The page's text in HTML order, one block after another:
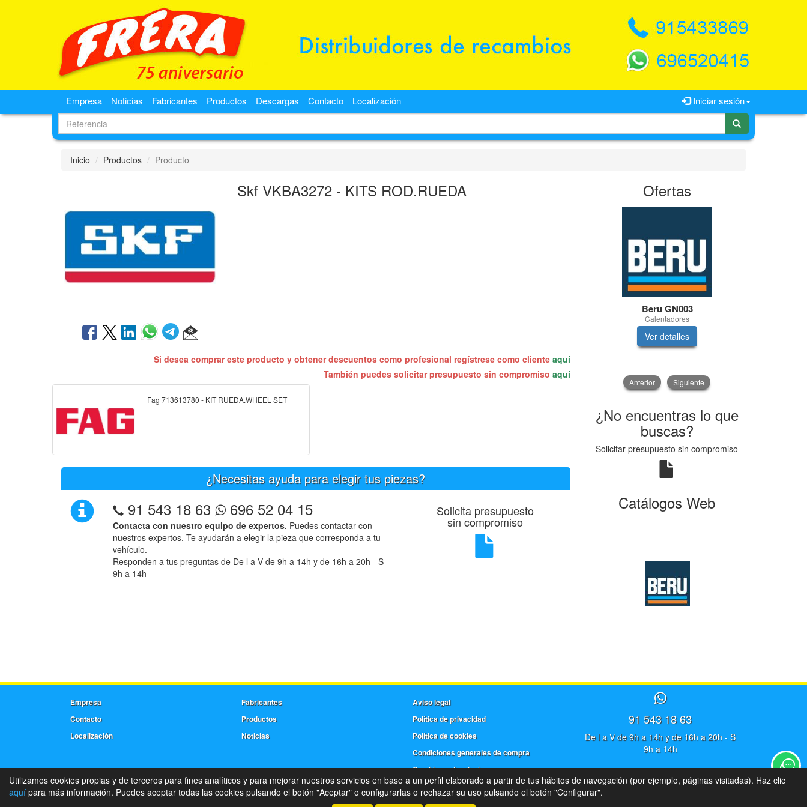
Iniciar sesión
Empresa Noticias Fabricantes Productos Descargas Contacto Localización
Inicio Productos Producto
Skf VKBA3272 - KITS ROD.RUEDA
Si desea comprar este producto y obtener descuentos como profesional regístrese como cliente aquí
También puedes solicitar presupuesto sin compromiso aquí
Fag 713613780 - KIT RUEDA.WHEEL SET
¿Necesitas ayuda para elegir tus piezas?
91 543 18 63 696 52 04 15
Contacta con nuestro equipo de expertos. Puedes contactar con
nuestros expertos. Te ayudarán a elegir la pieza que corresponda a tu
vehículo.
Responden a tus preguntas de De l a V de 9h a 14h y de 16h a 20h - S
9h a 14h
Solicita presupuesto
sin compromiso
Ofertas
Beru GN003
Calentadores
Ver detalles
Anterior Siguiente
¿No encuentras lo que
buscas?
Solicitar presupuesto sin compromiso
Catálogos Web
Empresa
Contacto
Localización
Fabricantes
Productos
Noticias
Aviso legal
Política de privacidad
Política de cookies
Condiciones generales de compra
Cambios y devoluciones
91 543 18 63
De l a V de 9h a 14h y de 16h a 20h - S
9h a 14h
Frera- 2026 -Tienda online de recambios de Gira
Utilizamos cookies propias y de terceros para fines analíticos y para mejorar nuestros servicios en base a un perfil elaborado a partir de tus hábitos de navegación (por ejemplo, páginas visitadas). Haz clic
aquí para más información. Puedes aceptar todas las cookies pulsando el botón "Aceptar" o configurarlas o rechazar su uso pulsando el botón "Configurar".